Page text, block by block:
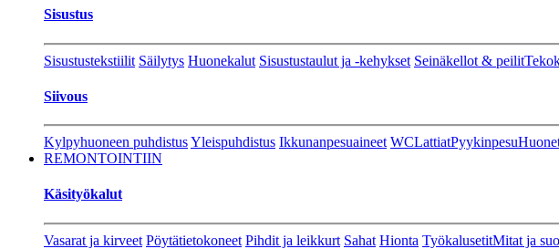
Sisustus
Sisustustekstiilit Säilytys Huonekalut Sisustustaulut ja -kehykset Seinäkellot & peilit
Siivous
Kylpyhuoneen puhdistusYleispuhdistus Ikkunanpesuaineet WCLattiatPyykinpesu
REMONTOINTIIN
Käsityökalut
Vasarat ja kirveet Pöytätietokoneet Pihdit ja leikkurt Sahat Hionta TyökalusetitMitat ja